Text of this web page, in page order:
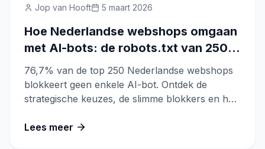
Jop van Hooft 5 maart 2026
Hoe Nederlandse webshops omgaan
met AI-bots: de robots.txt van 250
e-commerce sites geanalyseerd
76,7% van de top 250 Nederlandse webshops
blokkeert geen enkele AI-bot. Ontdek de
strategische keuzes, de slimme blokkers en het
Lees meer